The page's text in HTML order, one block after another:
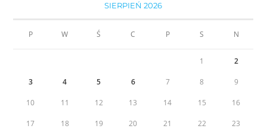
SIERPIEŃ 2026
P W Ś C P S N
1 2
3 4 5 6 7 8 9
10 11 12 13 14 15 16
17 18 19 20 21 22 23